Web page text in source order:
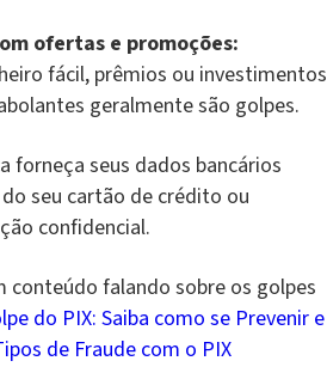
ofertas e promoções:
fácil, prêmios ou investimentos
geralmente são golpes.
forneça seus dados bancários
seu cartão de crédito ou
confidencial.
conteúdo falando sobre os golpes
do PIX: Saiba como se Prevenir e
de Fraude com o PIX